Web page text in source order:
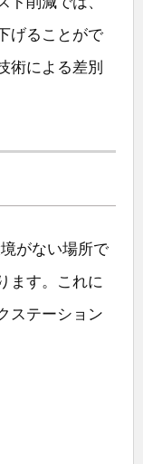
げることがで
術による差別
がない場所で
ます。これに
ステーション